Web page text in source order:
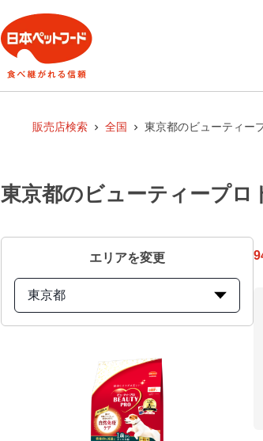
販売店検索 全国 東京都のビューティー
東京都のビューティープ
エリアを変更
東京都